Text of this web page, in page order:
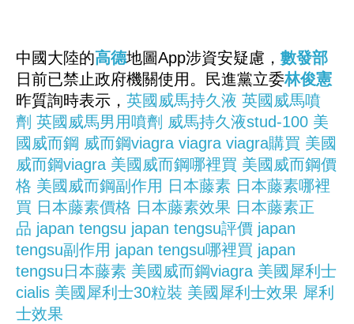
中國大陸的高德地圖App涉資安疑慮， 數發部
日前已禁止政府機關使用。民進黨立委林俊憲
昨質詢時表示， 英國威馬持久液 英國威馬噴
劑 英國威馬男用噴劑 威馬持久液stud-100 美
國威而鋼 威而鋼viagra viagra viagra購買 美國
威而鋼viagra 美國威而鋼哪裡買 美國威而鋼價
格 美國威而鋼副作用 日本藤素 日本藤素哪裡
買 日本藤素價格 日本藤素效果 日本藤素正
品 japan tengsu japan tengsu評價 japan
tengsu副作用 japan tengsu哪裡買 japan
tengsu日本藤素 美國威而鋼viagra 美國犀利士
cialis 美國犀利士30粒裝 美國犀利士效果 犀利
士效果